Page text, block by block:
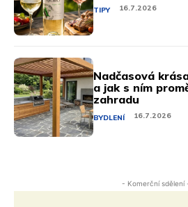
TIPY 16.7.2026
Nadčasová
a jak s ním
zahradu
BYDLENÍ 16.7.2026
- Komerční sdělení